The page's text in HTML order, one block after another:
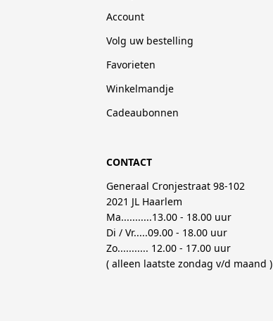
Account
Volg uw bestelling
Favorieten
Winkelmandje
Cadeaubonnen
CONTACT
Generaal Cronjestraat 98-102
2021 JL Haarlem
Ma...........13.00 - 18.00 uur
Di / Vr.....09.00 - 18.00 uur
Zo........... 12.00 - 17.00 uur
( alleen laatste zondag v/d maand )